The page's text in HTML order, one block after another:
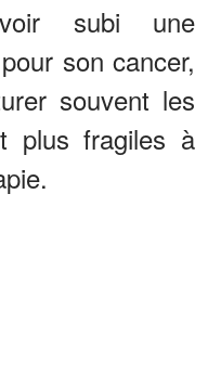
subi une
son cancer,
souvent les
plus fragiles à